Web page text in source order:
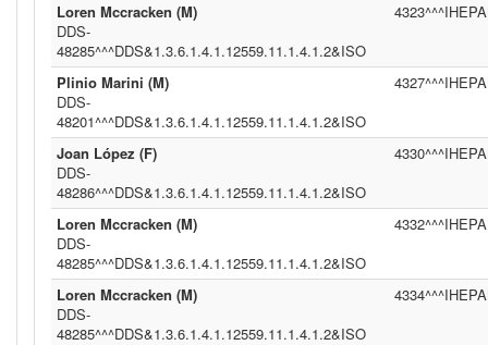
Loren Mccracken (M)
DDS-
48285^^^DDS&1.3.6.1.4.1.12559.11.1.4.1.2&ISO
Plinio Marini (M)
DDS-
48201^^^DDS&1.3.6.1.4.1.12559.11.1.4.1.2&ISO
Joan López (F)
DDS-
48286^^^DDS&1.3.6.1.4.1.12559.11.1.4.1.2&ISO
Loren Mccracken (M)
DDS-
48285^^^DDS&1.3.6.1.4.1.12559.11.1.4.1.2&ISO
Loren Mccracken (M)
DDS-
48285^^^DDS&1.3.6.1.4.1.12559.11.1.4.1.2&ISO